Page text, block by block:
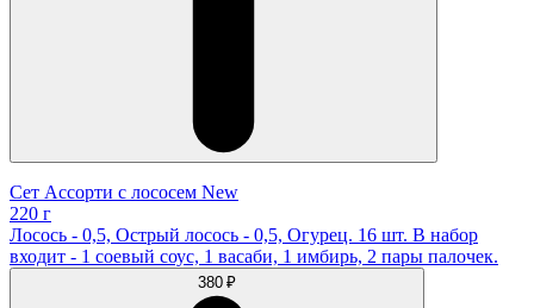
Сет Ассорти с лососем New
220 г
Лосось - 0,5, Острый лосось - 0,5, Огурец. 16 шт. В набор
входит - 1 соевый соус, 1 васаби, 1 имбирь, 2 пары палочек.
380 ₽